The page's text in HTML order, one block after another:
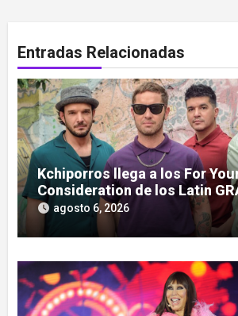
Entradas Relacionadas
Kchiporros llega a los For
Consideration de los Latin
agosto 6, 2026